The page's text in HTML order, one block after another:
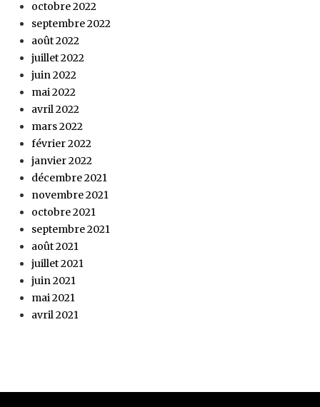
octobre 2022
septembre 2022
août 2022
juillet 2022
juin 2022
mai 2022
avril 2022
mars 2022
février 2022
janvier 2022
décembre 2021
novembre 2021
octobre 2021
septembre 2021
août 2021
juillet 2021
juin 2021
mai 2021
avril 2021